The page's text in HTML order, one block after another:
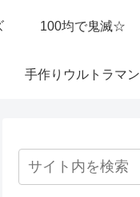
100均で鬼滅☆
手作りウルトラマン